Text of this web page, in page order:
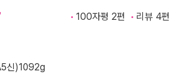
100자평 2편 리뷰 4편
신)1092g